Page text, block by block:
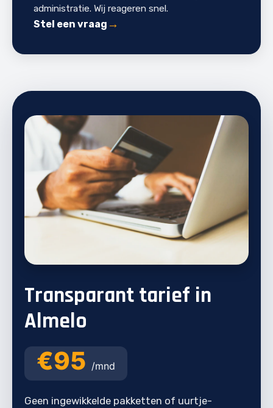
administratie. Wij reageren snel.
Stel een vraag
Transparant tarief in
Almelo
€95 /mnd
Geen ingewikkelde pakketten of uurtje-